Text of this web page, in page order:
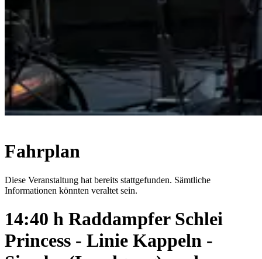
Fahrplan
Diese Veranstaltung hat bereits stattgefunden. Sämtliche
Informationen könnten veraltet sein.
14:40 h Raddampfer Schlei
Princess - Linie Kappeln -